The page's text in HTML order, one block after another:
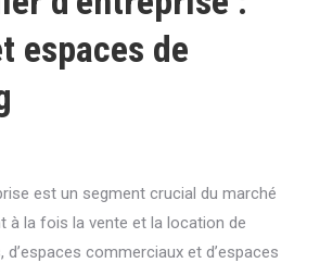
espaces de
est un segment crucial du marché
à la fois la vente et la location de
d’espaces commerciaux et d’espaces